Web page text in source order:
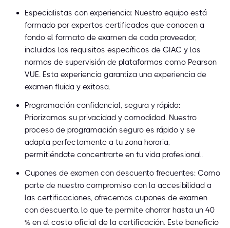
Especialistas con experiencia: Nuestro equipo está
formado por expertos certificados que conocen a
fondo el formato de examen de cada proveedor,
incluidos los requisitos específicos de GIAC y las
normas de supervisión de plataformas como Pearson
VUE. Esta experiencia garantiza una experiencia de
examen fluida y exitosa.
Programación confidencial, segura y rápida:
Priorizamos su privacidad y comodidad. Nuestro
proceso de programación seguro es rápido y se
adapta perfectamente a tu zona horaria,
permitiéndote concentrarte en tu vida profesional.
Cupones de examen con descuento frecuentes: Como
parte de nuestro compromiso con la accesibilidad a
las certificaciones, ofrecemos cupones de examen
con descuento, lo que te permite ahorrar hasta un 40
% en el costo oficial de la certificación. Este beneficio